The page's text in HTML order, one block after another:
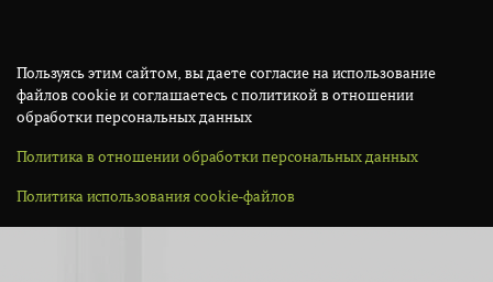
Пользуясь этим сайтом, вы даете согласие на использование
файлов cookie и соглашаетесь с политикой в отношении
обработки персональных данных
Политика в отношении обработки персональных данных
Политика использования cookie-файлов